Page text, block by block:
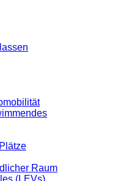
Raum
(LEVs)